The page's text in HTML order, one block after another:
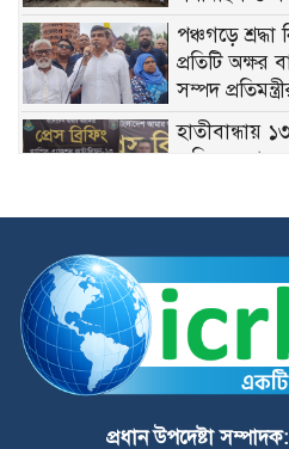
পঞ্চগড়ে
প্রতিটি অক্ষর
সম্পদ
হাতীবান্ধায়
অভিযুক্ত
ইয়াবা উদ্ধার, গ্রেপ্তার ২ নারী
পঞ্চগড় জেলা
নবগঠিত
বীরগঞ্জে
বিচারের
প্রধান উপদেষ্টা সম্পাদক: